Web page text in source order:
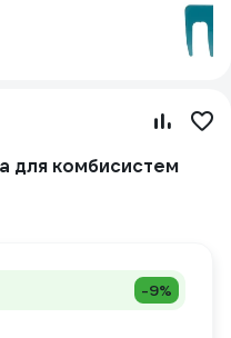
для комбисистем
-9%